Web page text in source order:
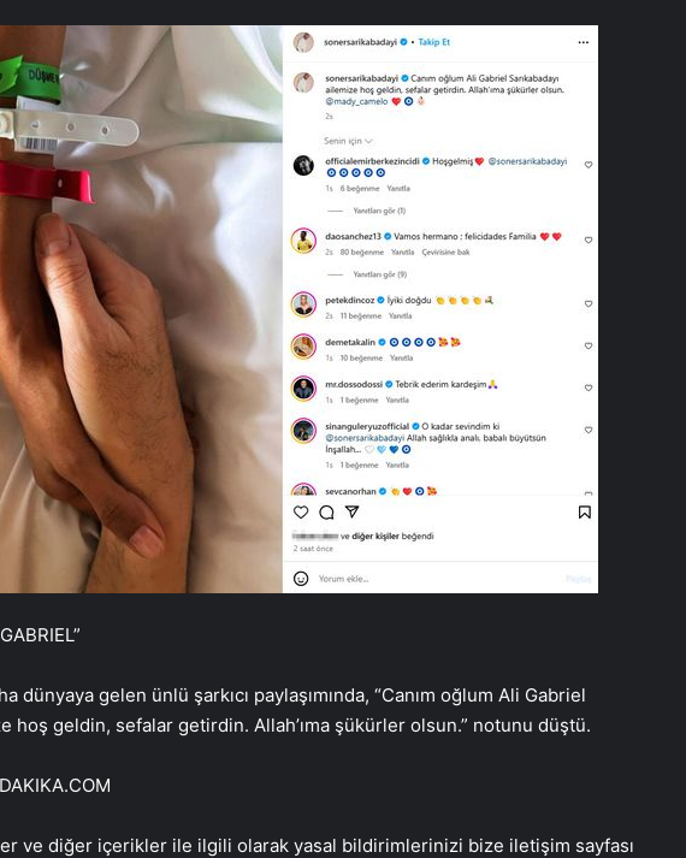
dünyaya gelen ünlü şarkıcı paylaşımında, “Canım oğlum Ali Gabriel
hoş geldin, sefalar getirdin. Allah’ıma şükürler olsun.” notunu düştü.
ve diğer içerikler ile ilgili olarak yasal bildirimlerinizi bize iletişim sayfası
Bayraktar TB3 SİHA’lardan
DENİZKURDU-2025 Tatbikatı’nda tam
görüşmelerde ev sahibi olacak